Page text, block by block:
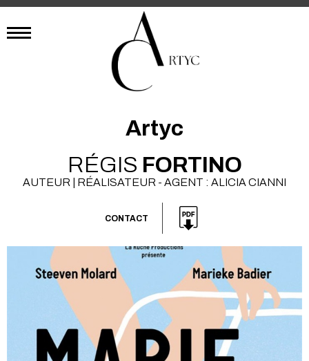
Artyc
RÉGIS FORTINO
AUTEUR | RÉALISATEUR - AGENT : ALICIA CIANNI
CONTACT